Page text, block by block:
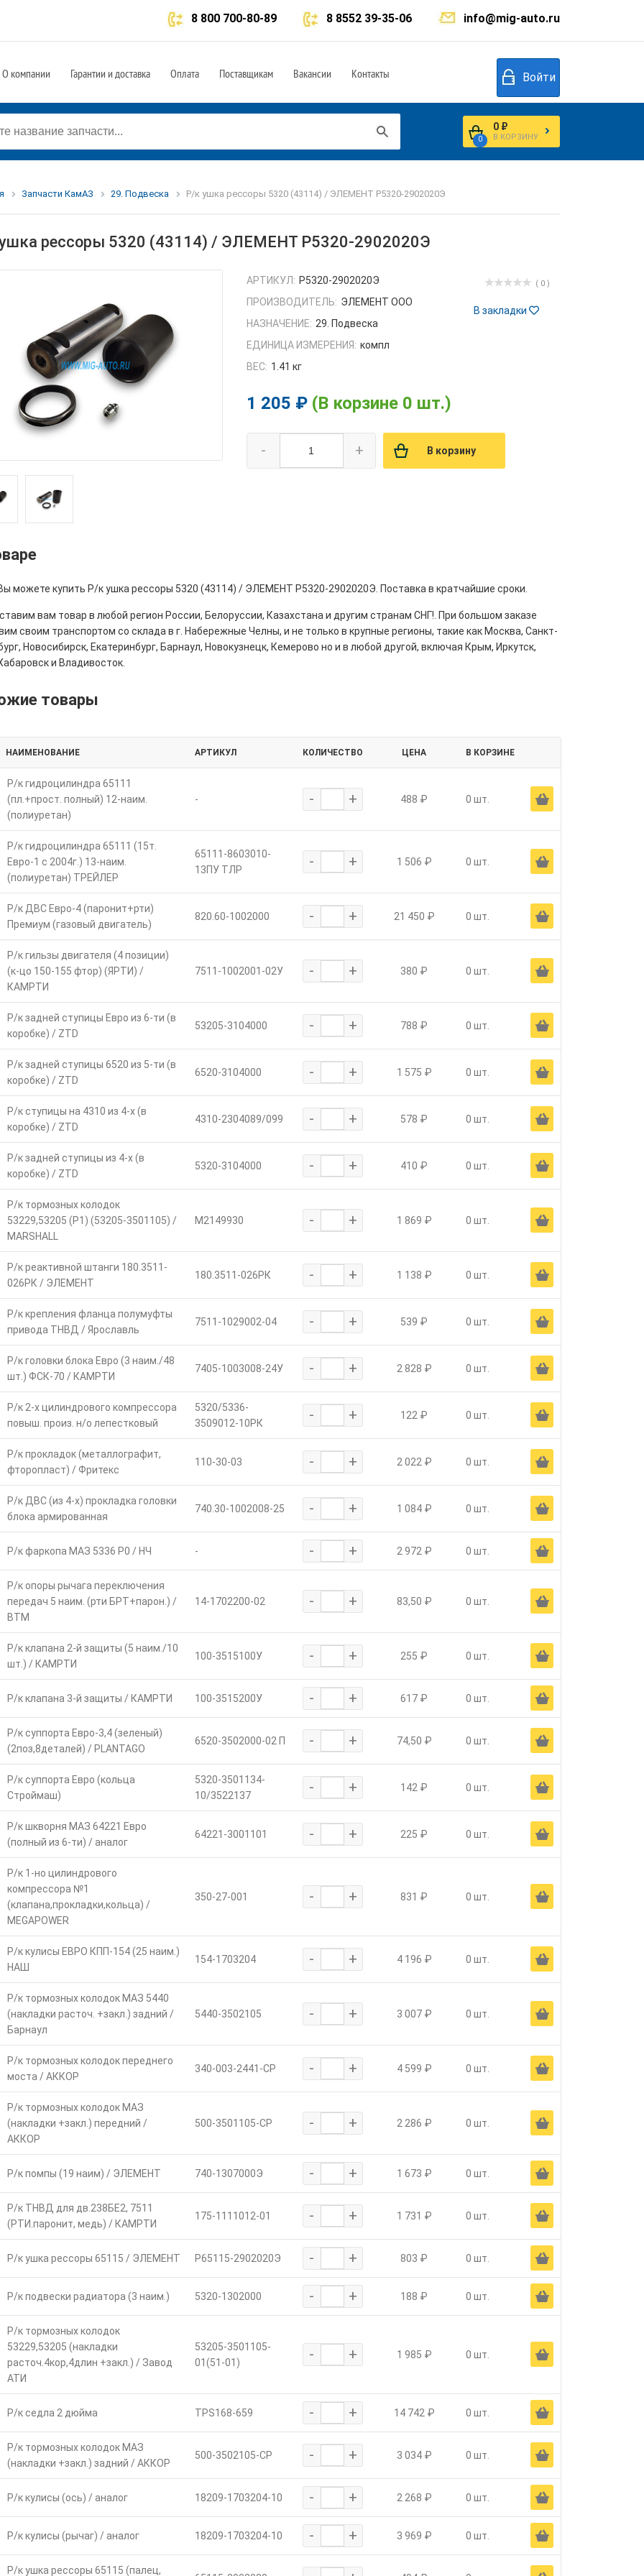
info@mig-auto.ru
8 8552 39-35-06
8 800 700-80-89
О компании Гарантии и доставка Оплата Поставщикам Вакансии Контакты Войти
0
0 ₽
В КОРЗИНУ
Запчасти КамАЗ 29. Подвеска Р/к ушка рессоры 5320 (43114) / ЭЛЕМЕНТ Р5320-2902020Э
рессоры 5320 (43114) / ЭЛЕМЕНТ Р5320-2902020Э
( 0 )
В закладки
АРТИКУЛ: Р5320-2902020Э
ПРОИЗВОДИТЕЛЬ: ЭЛЕМЕНТ ООО
НАЗНАЧЕНИЕ: 29. Подвеска
ЕДИНИЦА ИЗМЕРЕНИЯ: компл
ВЕС: 1.41 кг
1 205 ₽ (В корзине 0 шт.)
- + В корзину
можете купить Р/к ушка рессоры 5320 (43114) / ЭЛЕМЕНТ Р5320-2902020Э. Поставка в кратчайшие сроки.
вам товар в любой регион России, Белоруссии, Казахстана и другим странам СНГ!. При большом заказе
своим транспортом со склада в г. Набережные Челны, и не только в крупные регионы, такие как Москва, Санкт-
Новосибирск, Екатеринбург, Барнаул, Новокузнецк, Кемерово но и в любой другой, включая Крым, Иркутск,
и Владивосток.
товары
НАИМЕНОВАНИЕ АРТИКУЛ КОЛИЧЕСТВО ЦЕНА В КОРЗИНЕ
Р/к гидроцилиндра 65111
(пл.+прост. полный) 12-наим.
(полиуретан)
- - + 488 ₽ 0 шт. Ä
Р/к гидроцилиндра 65111 (15т.
Евро-1 с 2004г.) 13-наим.
(полиуретан) ТРЕЙЛЕР
65111-8603010-
13ПУ ТЛР
- + 1 506 ₽ 0 шт. Ä
Р/к ДВС Евро-4 (паронит+рти)
Премиум (газовый двигатель)
820.60-1002000 - + 21 450 ₽ 0 шт. Ä
Р/к гильзы двигателя (4 позиции)
(к-цо 150-155 фтор) (ЯРТИ) /
КАМРТИ
7511-1002001-02У - + 380 ₽ 0 шт. Ä
Р/к задней ступицы Евро из 6-ти (в
коробке) / ZTD
53205-3104000 - + 788 ₽ 0 шт. Ä
Р/к задней ступицы 6520 из 5-ти (в
коробке) / ZTD
6520-3104000 - + 1 575 ₽ 0 шт. Ä
Р/к ступицы на 4310 из 4-х (в
коробке) / ZTD
4310-2304089/099 - + 578 ₽ 0 шт. Ä
Р/к задней ступицы из 4-х (в
коробке) / ZTD
5320-3104000 - + 410 ₽ 0 шт. Ä
Р/к тормозных колодок
53229,53205 (Р1) (53205-3501105) /
MARSHALL
M2149930 - + 1 869 ₽ 0 шт. Ä
Р/к реактивной штанги 180.3511-
026РК / ЭЛЕМЕНТ
180.3511-026РК - + 1 138 ₽ 0 шт. Ä
Р/к крепления фланца полумуфты
привода ТНВД / Ярославль
7511-1029002-04 - + 539 ₽ 0 шт. Ä
Р/к головки блока Евро (3 наим./48
шт.) ФСК-70 / КАМРТИ
7405-1003008-24У - + 2 828 ₽ 0 шт. Ä
Р/к 2-х цилиндрового компрессора
повыш. произ. н/о лепестковый
5320/5336-
3509012-10РК
- + 122 ₽ 0 шт. Ä
Р/к прокладок (металлографит,
фторопласт) / Фритекс
110-30-03 - + 2 022 ₽ 0 шт. Ä
Р/к ДВС (из 4-х) прокладка головки
блока армированная
740.30-1002008-25 - + 1 084 ₽ 0 шт. Ä
Р/к фаркопа МАЗ 5336 Р0 / НЧ - - + 2 972 ₽ 0 шт. Ä
Р/к опоры рычага переключения
передач 5 наим. (рти БРТ+парон.) /
ВТМ
14-1702200-02 - + 83,50 ₽ 0 шт. Ä
Р/к клапана 2-й защиты (5 наим./10
шт.) / КАМРТИ
100-3515100У - + 255 ₽ 0 шт. Ä
Р/к клапана 3-й защиты / КАМРТИ 100-3515200У - + 617 ₽ 0 шт. Ä
Р/к суппорта Евро-3,4 (зеленый)
(2поз,8деталей) / PLANTAGO
6520-3502000-02 П - + 74,50 ₽ 0 шт. Ä
Р/к суппорта Евро (кольца
Строймаш)
5320-3501134-
10/3522137
- + 142 ₽ 0 шт. Ä
Р/к шкворня МАЗ 64221 Евро
(полный из 6-ти) / аналог
64221-3001101 - + 225 ₽ 0 шт. Ä
Р/к 1-но цилиндрового
компрессора №1
(клапана,прокладки,кольца) /
MEGAPOWER
350-27-001 - + 831 ₽ 0 шт. Ä
Р/к кулисы ЕВРО КПП-154 (25 наим.)
НАШ
154-1703204 - + 4 196 ₽ 0 шт. Ä
Р/к тормозных колодок МАЗ 5440
(накладки расточ. +закл.) задний /
Барнаул
5440-3502105 - + 3 007 ₽ 0 шт. Ä
Р/к тормозных колодок переднего
моста / АККОР
340-003-2441-СР - + 4 599 ₽ 0 шт. Ä
Р/к тормозных колодок МАЗ
(накладки +закл.) передний /
АККОР
500-3501105-СР - + 2 286 ₽ 0 шт. Ä
Р/к помпы (19 наим) / ЭЛЕМЕНТ 740-1307000Э - + 1 673 ₽ 0 шт. Ä
Р/к ТНВД для дв.238БЕ2, 7511
(РТИ.паронит, медь) / КАМРТИ
175-1111012-01 - + 1 731 ₽ 0 шт. Ä
Р/к ушка рессоры 65115 / ЭЛЕМЕНТ Р65115-2902020Э - + 803 ₽ 0 шт. Ä
Р/к подвески радиатора (3 наим.) 5320-1302000 - + 188 ₽ 0 шт. Ä
Р/к тормозных колодок
53229,53205 (накладки
расточ.4кор,4длин +закл.) / Завод
АТИ
53205-3501105-
01(51-01)
- + 1 985 ₽ 0 шт. Ä
Р/к седла 2 дюйма TPS168-659 - + 14 742 ₽ 0 шт. Ä
Р/к тормозных колодок МАЗ
(накладки +закл.) задний / АККОР
500-3502105-СР - + 3 034 ₽ 0 шт. Ä
Р/к кулисы (ось) / аналог 18209-1703204-10 - + 2 268 ₽ 0 шт. Ä
Р/к кулисы (рычаг) / аналог 18209-1703204-10 - + 3 969 ₽ 0 шт. Ä
Р/к ушка рессоры 65115 (палец,